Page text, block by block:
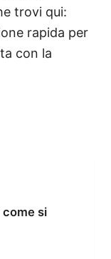
trovi qui:
rapida per
con la
come si